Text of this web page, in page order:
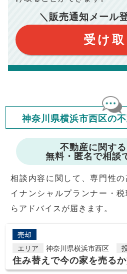
年収の20～25%以内が年間のロー
ますが、お借り入れの際に各金融機
会員マイペー
修繕費・管理費の計
＼販売通知メール
受け取
神奈川県横浜市西区の
不動産に関す
無料・匿名で相談
相談内容に関して、専門性
イナンシャルプランナー・
らアドバイスが届きます。
売却
エリア
神奈川県横浜市西区
住み替えで今の家を売る